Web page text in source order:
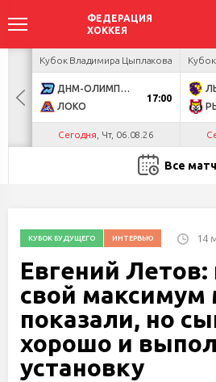
Кубок Владимира Цыплакова
ДНМ-ОЛИМПИК
ЛОКО
17:00
Сегодня , Чт, 06.08.26
Все
КУБОК БУДУЩЕГО ИНТЕРВЬЮ 14
Евгений
свой
показали, но
хорошо и
установку